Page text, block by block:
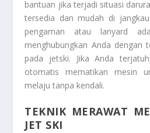
bantuan jika terjadi situasi
tersedia dan mudah di
pengaman atau lanyard
menghubungkan Anda dengan
pada jetski. Jika Anda
otomatis mematikan mesin
melaju tanpa kendali.
TEKNIK MERAWAT
JET SKI